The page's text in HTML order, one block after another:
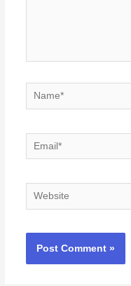
Name*
Email*
Website